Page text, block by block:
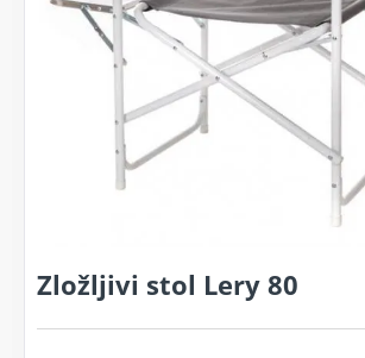
Zložljivi stol Lery 80